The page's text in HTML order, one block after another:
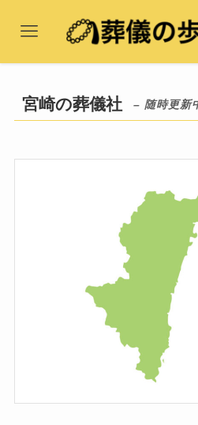
宮崎の葬儀社 – 随時更新